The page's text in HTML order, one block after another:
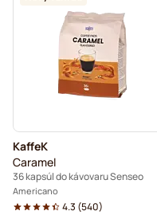
KaffeK
Caramel
36 kapsúl do kávovaru Senseo
Americano
4.3 (540)